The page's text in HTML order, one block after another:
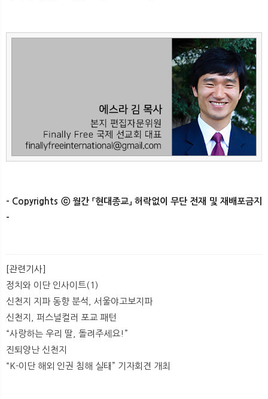
- Copyrights ⓒ 월간 「현대종교」 허락없이 무단 전재 및 재배포금지
-​ ​
[관련기사]
정치와 이단 인사이트(1)
신천지 지파 동향 분석, 서울야고보지파
신천지, 퍼스널컬러 포교 패턴
​“사랑하는 우리 딸, 돌려주세요!”
진퇴양난 신천지
“K-이단 해외 인권 침해 실태” 기자회견 개최